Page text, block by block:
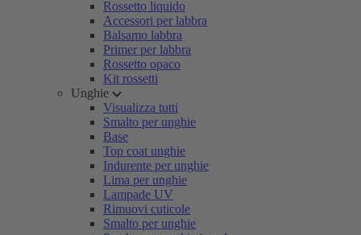
Rossetto liquido
Accessori per labbra
Balsamo labbra
Primer per labbra
Rossetto opaco
Kit rossetti
Unghie
Visualizza tutti
Smalto per unghie
Base
Top coat unghie
Indurente per unghie
Lima per unghie
Lampade UV
Rimuovi cuticole
Smalto per unghie